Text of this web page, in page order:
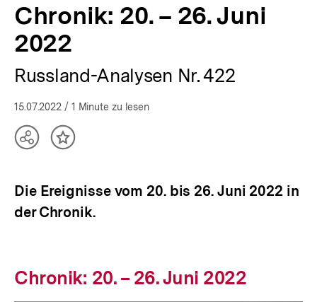
Chronik: 20. – 26. Juni
2022
Russland-Analysen Nr. 422
15.07.2022 / 1 Minute zu lesen
TeilenInhalt
Die Ereignisse vom 20. bis 26. Juni 2022 in
der Chronik.
Chronik: 20. – 26. Juni 2022